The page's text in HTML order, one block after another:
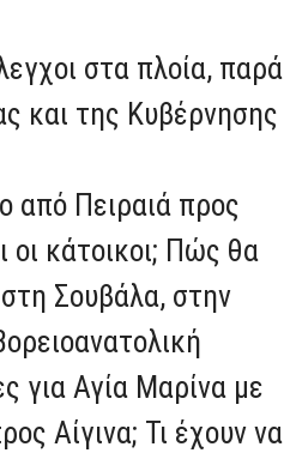
στα πλοία, παρά
και της Κυβέρνησης
από Πειραιά προς
κάτοικοι; Πώς θα
Σουβάλα, στην
για Αγία Μαρίνα με
Αίγινα; Τι έχουν να